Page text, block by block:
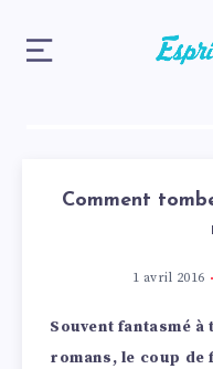
Comment
1 avril 2016
Souvent fantasmé
romans, le coup de